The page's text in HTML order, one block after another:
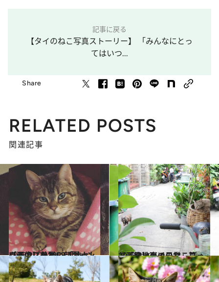
記事に戻る
【タイのねこ写真ストーリー】 「みんなにとっ
てはいつ...
Share
RELATED POSTS
関連記事
2023.2.22
【画像】かわいいニャン グランプリ2023「神々しいまでに美猫」部門
ライフスタイル 2023.2.23
【画像】タイのねこフォト「路地裏の日常」篇
旅＆お出かけ